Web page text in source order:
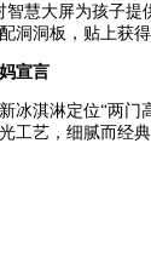
智慧大屏为孩子
洞洞板，贴上获
宣言
冰淇淋定位“两
工艺，细腻而经